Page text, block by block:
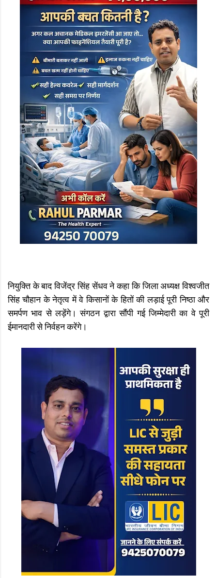
नियुक्ति के बाद विजेंद्र सिंह सेंधव ने कहा कि जिला अध्यक्ष विश्वजीत
सिंह चौहान के नेतृत्व में वे किसानों के हितों की लड़ाई पूरी निष्ठा और
समर्पण भाव से लड़ेंगे। संगठन द्वारा सौंपी गई जिम्मेदारी का वे पूरी
ईमानदारी से निर्वहन करेंगे।